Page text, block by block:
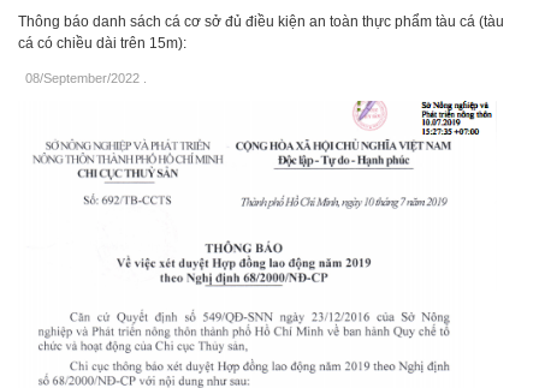
Thông báo danh sách cá cơ sở đủ điều kiện an toàn thực phẩm tàu cá (tàu
cá có chiều dài trên 15m):
08/September/2022